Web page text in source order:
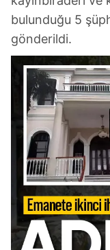
bulunduğu 5
gönderildi.